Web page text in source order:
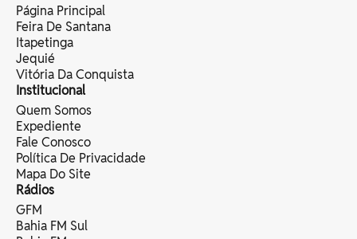
Página Principal
Feira De Santana
Itapetinga
Jequié
Vitória Da Conquista
Institucional
Quem Somos
Expediente
Fale Conosco
Política De Privacidade
Mapa Do Site
Rádios
GFM
Bahia FM Sul